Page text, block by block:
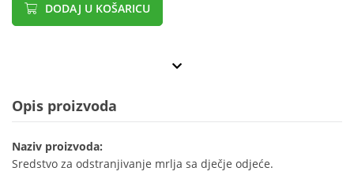
DODAJ U KOŠARICU
Opis proizvoda
Naziv proizvoda:
Sredstvo za odstranjivanje mrlja sa dječje odjeće.